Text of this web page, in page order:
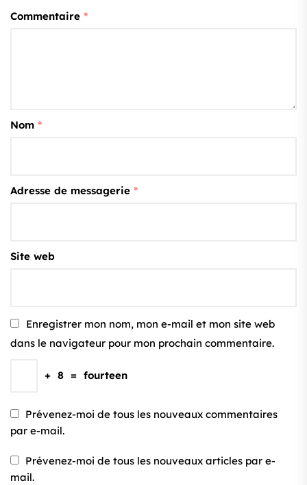
Commentaire *
Nom *
Adresse de messagerie *
Site web
Enregistrer mon nom, mon e-mail et mon site web
dans le navigateur pour mon prochain commentaire.
+ 8 = fourteen
Prévenez-moi de tous les nouveaux commentaires
par e-mail.
Prévenez-moi de tous les nouveaux articles par e-
mail.